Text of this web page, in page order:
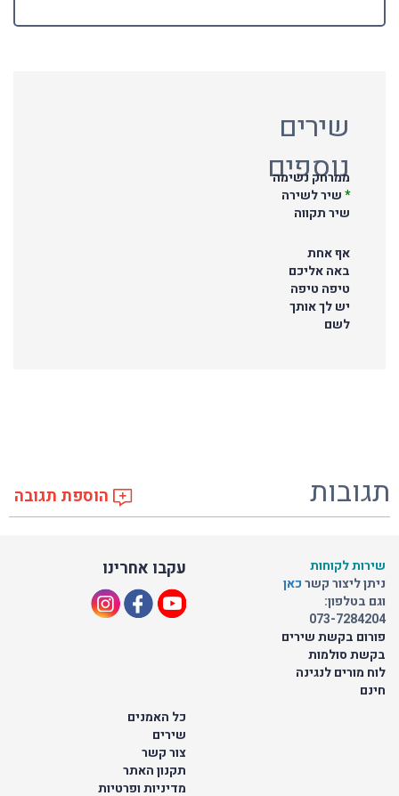
שירים
נוספים
ממרחק נשימה
*שיר לשירה
שיר תקווה
אף אחת
באה אליכם
טיפה טיפה
יש לך אותך
לשם
תגובות הוספת תגובה
עקבו אחרינו
שירות לקוחות
ניתן ליצור קשרכאן
וגם בטלפון:
073-7284204
פורום בקשת שירים
בקשת סולמות
לוח מורים לנגינה
חינם
כל האמנים
שירים
צור קשר
תקנון האתר
מדיניות ופרטיות